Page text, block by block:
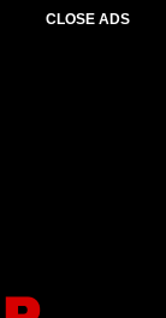
CLOSE ADS